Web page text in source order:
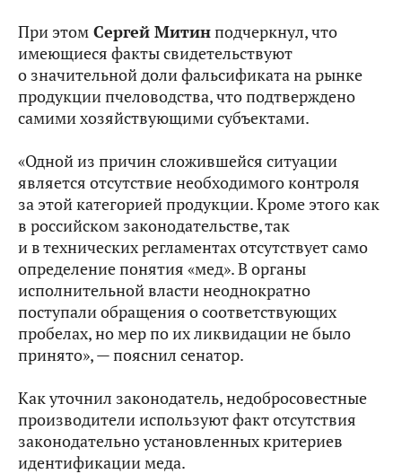
При этом Сергей Митинподчеркнул, что
имеющиеся факты свидетельствуют
о значительной доли фальсификата на рынке
продукции пчеловодства, что подтверждено
самими хозяйствующими субъектами.
«Одной из причин сложившейся ситуации
является отсутствие необходимого контроля
за этой категорией продукции. Кроме этого как
в российском законодательстве, так
и в технических регламентах отсутствует само
определение понятия «мед». В органы
исполнительной власти неоднократно
поступали обращения о соответствующих
пробелах, но мер по их ликвидации не было
принято», — пояснил сенатор.
Как уточнил законодатель, недобросовестные
производители используют факт отсутствия
законодательно установленных критериев
идентификации меда.